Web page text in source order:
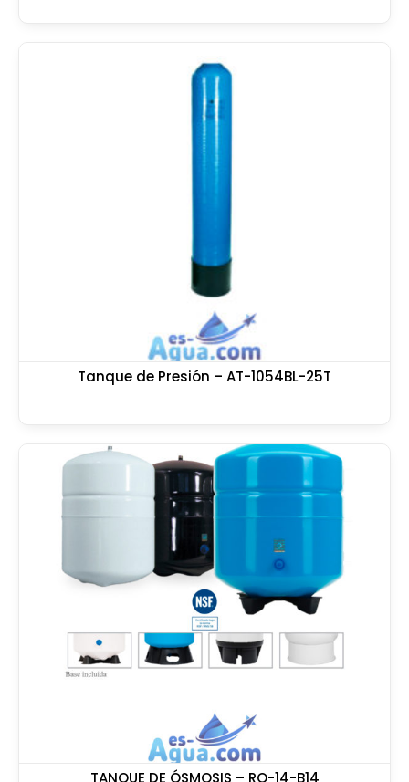
Tanque de Presión – AT-1054BL-25T
TANQUE DE ÓSMOSIS – RO-14-B14